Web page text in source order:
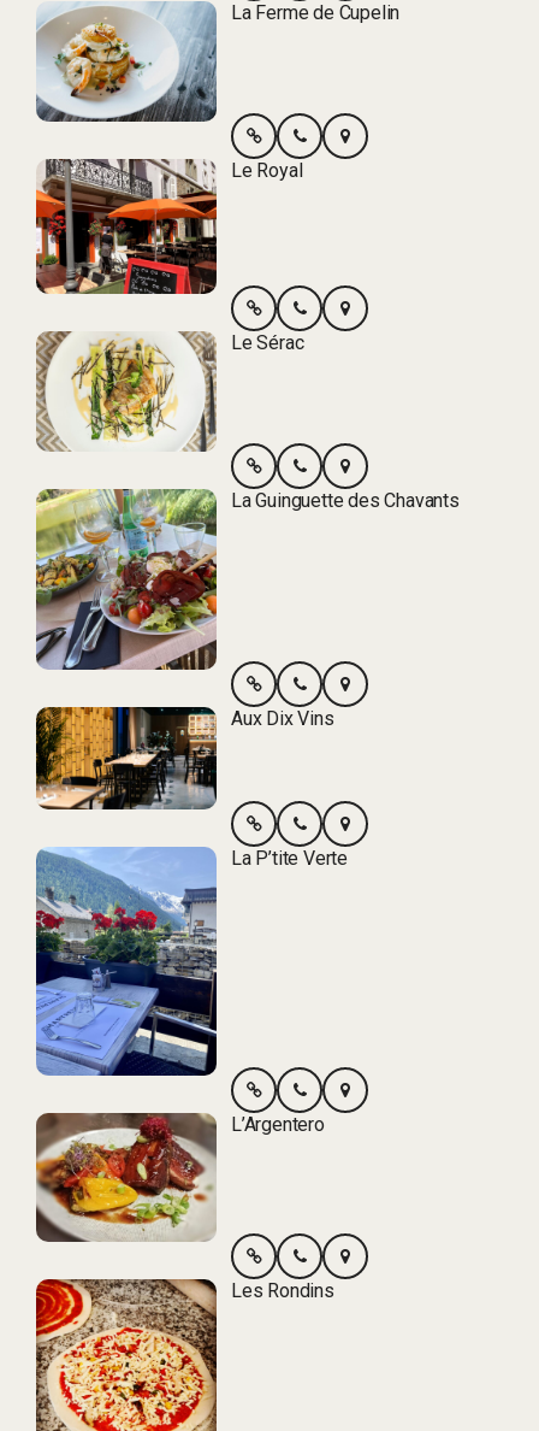
La Ferme de Cupelin
Le Royal
Le Sérac
La Guinguette des Chavants
Aux Dix Vins
La P’tite Verte
L’Argentero
Les Rondins